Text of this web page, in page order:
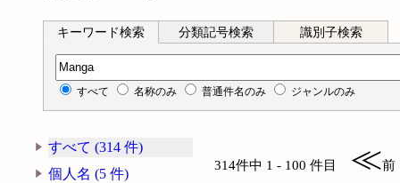
キーワード検索 分類記号検索 識別子検索
キーワード検索
すべて 名称のみ 普通件名のみ ジャンルのみ
すべて (314 件)
個人名 (5 件)
314件中 1 - 100 件目 ≪前